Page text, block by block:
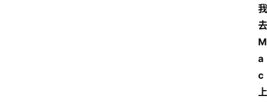
我
去
M
a
c
上